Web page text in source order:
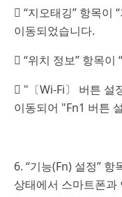
 “지오태깅” 항목이
이동되었습니다.
 “위치 정보” 항목이
 "〔Wi-Fi〕 버튼 설
이동되어 "Fn1 버튼
6. “기능(Fn) 설정” 항
상태에서 스마트폰과